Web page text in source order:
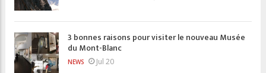
3 bonnes raisons pour visiter le nouveau Musée
du Mont-Blanc
NEWS Jul 20